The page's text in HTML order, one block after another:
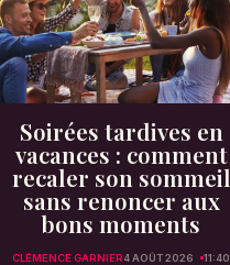
Soirées tardives en
vacances : comment
recaler son sommeil
sans renoncer aux
bons moments
CLÉMENCE GARNIER4 AOÛT 2026 11:40